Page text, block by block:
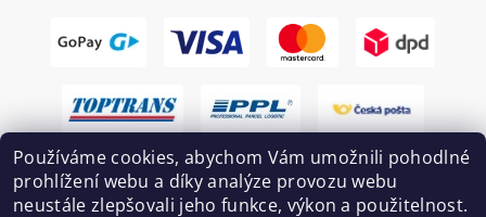
Používáme cookies, abychom Vám umožnili pohodlné
prohlížení webu a díky analýze provozu webu
neustále zlepšovali jeho funkce, výkon a použitelnost.